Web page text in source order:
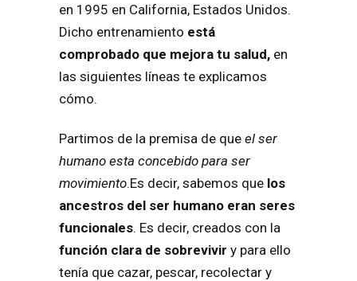
en 1995 en California, Estados Unidos.
Dicho entrenamiento está
comprobado que mejora tu salud, en
las siguientes líneas te explicamos
cómo.
Partimos de la premisa de que el ser
humano esta concebido para ser
movimiento.Es decir, sabemos que los
ancestros del ser humano eran seres
funcionales. Es decir, creados con la
función clara de sobrevivir y para ello
tenía que cazar, pescar, recolectar y